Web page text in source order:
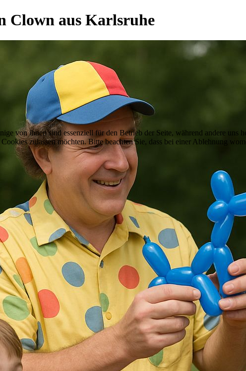
Clown aus Karlsruhe
von ihnen sind essenziell für den Betrieb der Seite, während andere
zulassen möchten. Bitte beachten Sie, dass bei einer Ablehnung